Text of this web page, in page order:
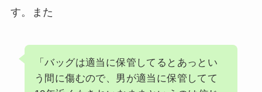
す。また
「バッグは適当に保管してるとあっとい
う間に傷むので、男が適当に保管してて